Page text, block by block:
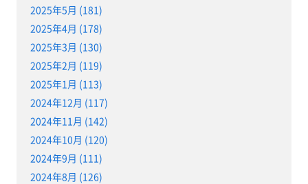
2025年5月 (181)
2025年4月 (178)
2025年3月 (130)
2025年2月 (119)
2025年1月 (113)
2024年12月 (117)
2024年11月 (142)
2024年10月 (120)
2024年9月 (111)
2024年8月 (126)